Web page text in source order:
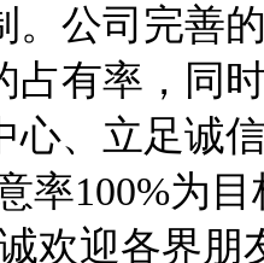
。公司完善
占有率，同
心、立足诚
率100%为
欢迎各界